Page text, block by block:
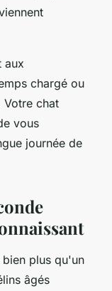
aux
chargé ou
Votre chat
vous
journée de
plus qu'un
âgés